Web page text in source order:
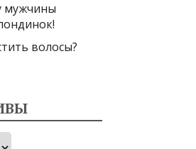
мужчины
волосы?